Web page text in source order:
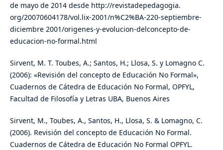
de mayo de 2014 desde http://revistadepedagogia.
org/20070604178/vol.lix-2001/n%C2%BA-220-septiembre-
diciembre 2001/origenes-y-evolucion-delconcepto-de-
educacion-no-formal.html
Sirvent, M. T. Toubes, A.; Santos, H.; Llosa, S. y Lomagno C.
(2006): «Revisión del concepto de Educación No Formal»,
Cuadernos de Cátedra de Educación No Formal, OPFYL,
Facultad de Filosofía y Letras UBA, Buenos Aires
Sirvent, M., Toubes, A., Santos, H., Llosa, S. & Lomagno, C.
(2006). Revisión del concepto de Educación No Formal.
Cuadernos de Cátedra de Educación No Formal OPFYL.